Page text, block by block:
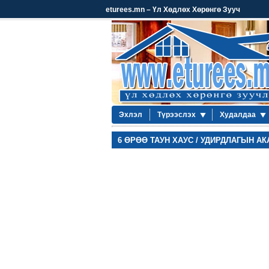
eturees.mn – Үл Хөдлөх Хөрөнгө Зууч
Эхлэл Түрээслэх Худалдаа
6 ӨРӨӨ ТАУН ХАУС / УДИРДЛАГЫН